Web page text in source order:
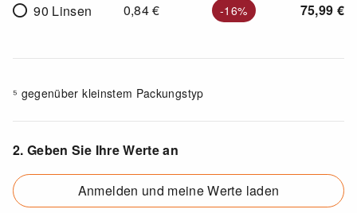
90 Linsen 0,84€ -16% 75,99 €
⁵ gegenüber kleinstem Packungstyp
2. Geben Sie Ihre Werte an
Anmelden und meine Werte laden